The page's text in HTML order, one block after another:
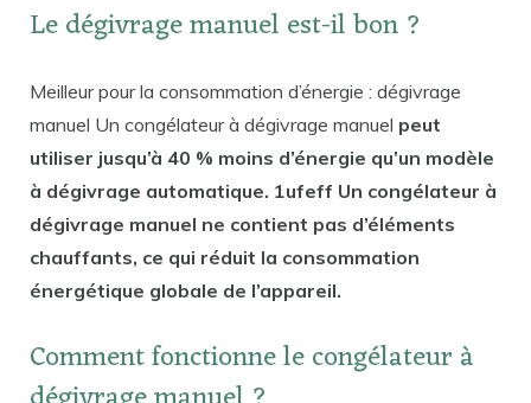
Le dégivrage manuel est-il bon ?
Meilleur pour la consommation d’énergie : dégivrage
manuel Un congélateur à dégivrage manuel peut
utiliser jusqu’à 40 % moins d’énergie qu’un modèle
à dégivrage automatique. 1ufeff Un congélateur à
dégivrage manuel ne contient pas d’éléments
chauffants, ce qui réduit la consommation
énergétique globale de l’appareil.
Comment fonctionne le congélateur à